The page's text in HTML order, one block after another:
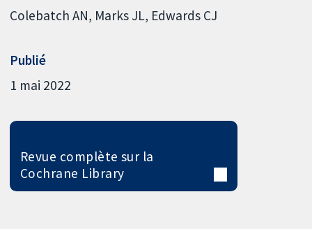
Colebatch AN Marks JL Edwards CJ
Publié
1 mai 2022
Revue complète sur la
Cochrane Library